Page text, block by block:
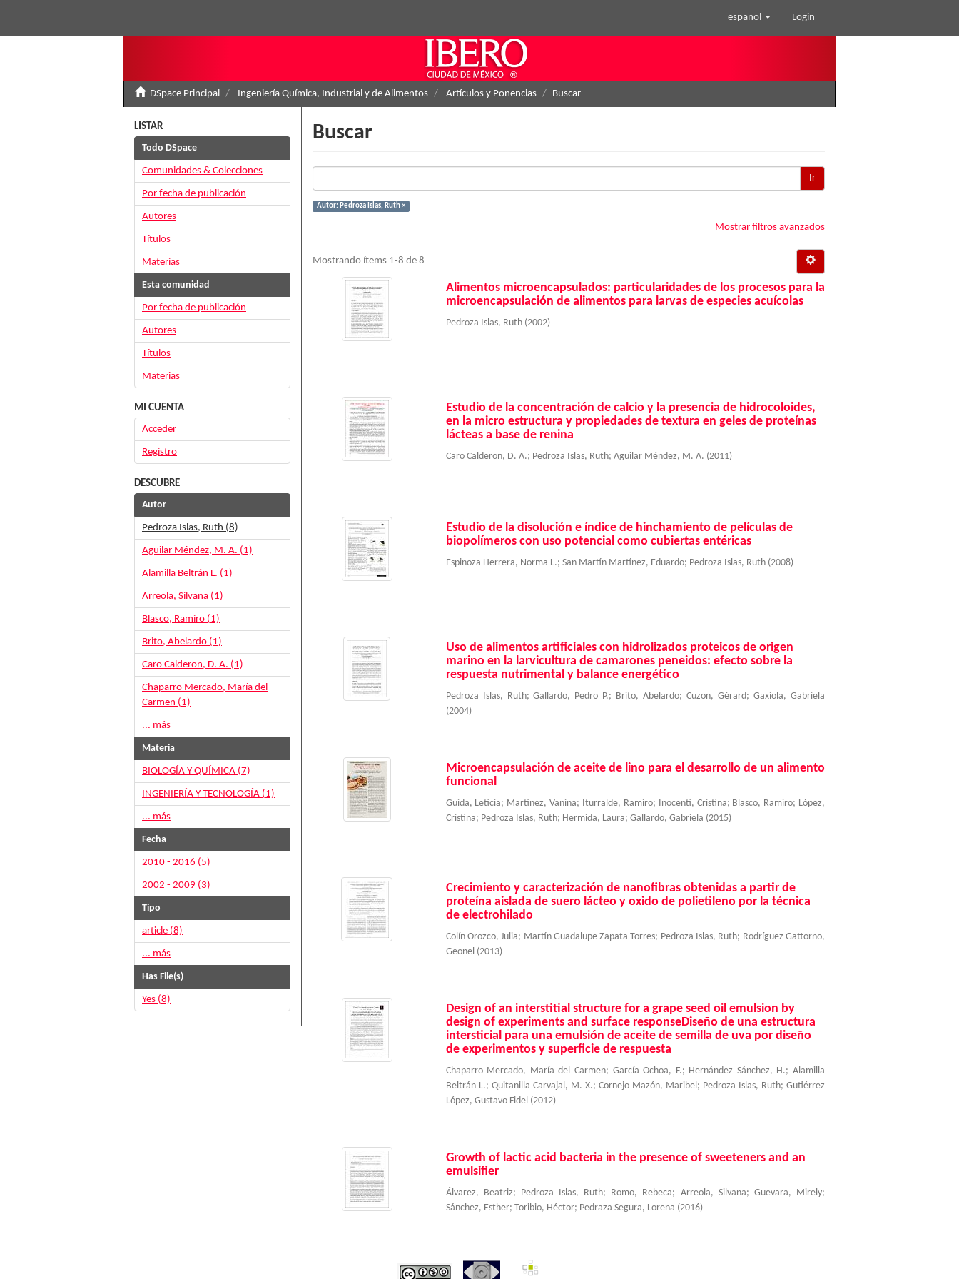
español Login
DSpace Principal Ingeniería Química, Industrial y de Alimentos Artículos y Ponencias Buscar
Buscar
Ir
Autor: Pedroza Islas, Ruth ×
Mostrar filtros avanzados
Mostrando ítems 1-8 de 8
Alimentos microencapsulados: particularidades de los procesos para la
microencapsulación de alimentos para larvas de especies acuícolas
Pedroza Islas, Ruth (2002)
Estudio de la concentración de calcio y la presencia de hidrocoloides,
en la micro estructura y propiedades de textura en geles de proteínas
lácteas a base de renina
Caro Calderon, D. A.; Pedroza Islas, Ruth; Aguilar Méndez, M. A. (2011)
Estudio de la disolución e índice de hinchamiento de películas de
biopolímeros con uso potencial como cubiertas entéricas
Espinoza Herrera, Norma L.; San Martín Martínez, Eduardo; Pedroza Islas, Ruth (2008)
Uso de alimentos artificiales con hidrolizados proteicos de origen
marino en la larvicultura de camarones peneidos: efecto sobre la
respuesta nutrimental y balance energético
Pedroza Islas, Ruth;Gallardo, Pedro P.; Brito, Abelardo;Cuzon, Gérard;Gaxiola, Gabriela
(2004)
Microencapsulación de aceite de lino para el desarrollo de un alimento
funcional
Guida, Leticia; Martínez, Vanina; Iturralde, Ramiro; Inocenti, Cristina; Blasco, Ramiro; López,
Cristina; Pedroza Islas, Ruth; Hermida, Laura; Gallardo, Gabriela (2015)
Crecimiento y caracterización de nanofibras obtenidas a partir de
proteína aislada de suero lácteo y oxido de polietileno por la técnica
de electrohilado
Colín Orozco, Julia; Martín Guadalupe Zapata Torres; Pedroza Islas, Ruth; Rodríguez Gattorno,
Geonel (2013)
Design of an interstitial structure for a grape seed oil emulsion by
design of experiments and surface responseDiseño de una estructura
intersticial para una emulsión de aceite de semilla de uva por diseño
de experimentos y superficie de respuesta
Chaparro Mercado, María del Carmen; García Ochoa, F.; Hernández Sánchez, H.;Alamilla
Beltrán L.; Quitanilla Carvajal, M. X.; Cornejo Mazón, Maribel ; Pedroza Islas, Ruth; Gutiérrez
López, Gustavo Fidel (2012)
Growth of lactic acid bacteria in the presence of sweeteners and an
emulsifier
Álvarez, Beatriz; Pedroza Islas, Ruth; Romo, Rebeca; Arreola, Silvana; Guevara, Mirely;
Sánchez, Esther; Toribio, Héctor; Pedraza Segura, Lorena (2016)
LISTAR
Todo DSpace
Comunidades & Colecciones
Por fecha de publicación
Autores
Títulos
Materias
Esta comunidad
Por fecha de publicación
Autores
Títulos
Materias
MI CUENTA
Acceder
Registro
DESCUBRE
Autor
Pedroza Islas, Ruth (8)
Aguilar Méndez, M. A. (1)
Alamilla Beltrán L. (1)
Arreola, Silvana (1)
Blasco, Ramiro (1)
Brito, Abelardo (1)
Caro Calderon, D. A. (1)
Chaparro Mercado, María del
Carmen (1)
... más
Materia
BIOLOGÍA Y QUÍMICA (7)
INGENIERÍA Y TECNOLOGÍA (1)
... más
Fecha
2010 - 2016 (5)
2002 - 2009 (3)
Tipo
article (8)
... más
Has File(s)
Yes (8)